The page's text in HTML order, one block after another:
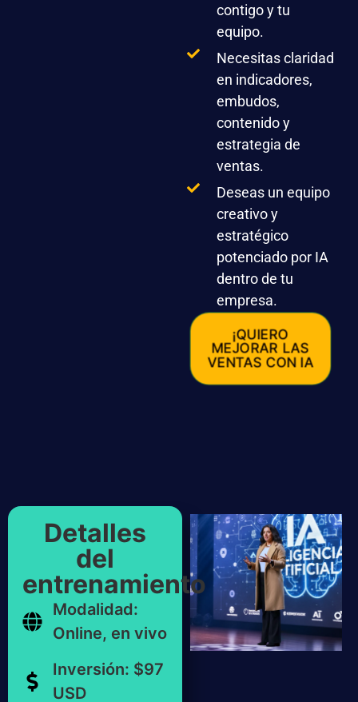
contigo y tu
equipo.
Necesitas claridad
en indicadores,
embudos,
contenido y
estrategia de
ventas.
Deseas un equipo
creativo y
estratégico
potenciado por IA
dentro de tu
empresa.
¡QUIERO
MEJORAR LAS
VENTAS CON IA
Detalles
del
entrenamiento
Modalidad:
Online, en vivo
Inversión: $97
USD